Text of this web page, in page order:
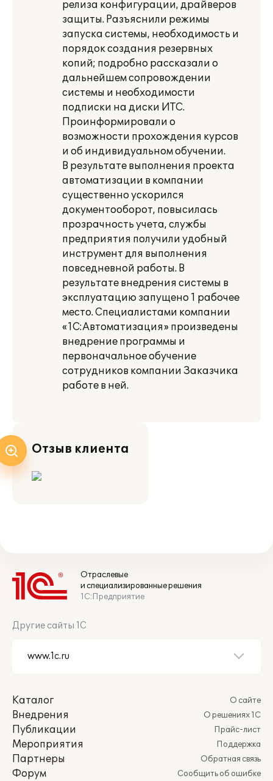
релиза конфигурации, драйверов
защиты. Разъяснили режимы
запуска системы, необходимость и
порядок создания резервных
копий; подробно рассказали о
дальнейшем сопровождении
системы и необходимости
подписки на диски ИТС.
Проинформировали о
возможности прохождения курсов
и об индивидуальном обучении.
В результате выполнения проекта
автоматизации в компании
существенно ускорился
документооборот, повысилась
прозрачность учета, службы
предприятия получили удобный
инструмент для выполнения
повседневной работы. В
результате внедрения системы в
эксплуатацию запущено 1 рабочее
место. Специалистами компании
«1С:Автоматизация» произведены
внедрение программы и
первоначальное обучение
сотрудников компании Заказчика
работе в ней.
Отзыв клиента
Отраслевые
и специализированные решения
1С:Предприятие
Другие сайты 1С
Каталог
Внедрения
Публикации
Мероприятия
Партнеры
Форум
О сайте
О решениях 1С
Прайс-лист
Поддержка
Обратная связь
Сообщить об ошибке